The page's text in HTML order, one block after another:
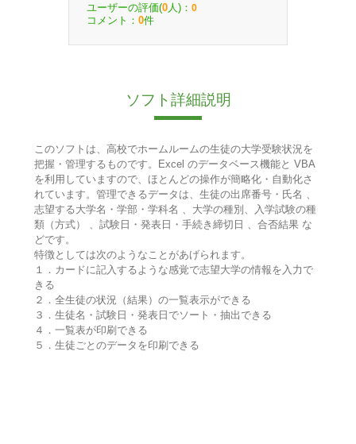
ユーザーの評価(0 人)： 0
コメント： 0件
ソフト詳細説明
このソフトは、高校でホームルームの生徒の大学受験状況を
把握・管理するものです。Excel のデータベース機能と VBA
を利用していますので、ほとんどの操作が簡略化・自動化さ
れています。管理できるデータは、生徒の出席番号・氏名 、
志望する大学名・学部・学科名 、大学の種別、入学試験の種
類（方式） 、試験日・発表日・手続き締切日 、合否結果 な
どです。
特徴としては次のようなことがあげられます。
１．カードに記入するような感覚で志望大学の情報を入力で
きる
２．全生徒の状況（結果）の一覧表示ができる
３．生徒名・試験日・発表日でソート・抽出できる
４．一覧表が印刷できる
５．生徒ごとのデータを印刷できる